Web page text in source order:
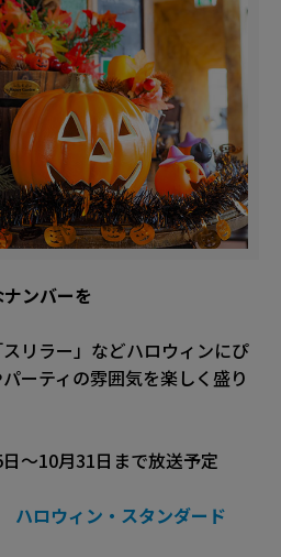
ンバーを
リラー」などハロウィンにぴ
ーティの雰囲気を楽しく盛り
～10月31日まで放送予定
ロウィン・スタンダード